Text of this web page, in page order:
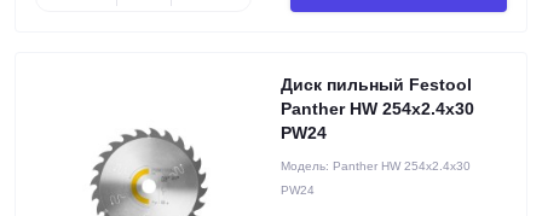
Диск пильный Festool
Panther HW 254x2.4x30
PW24
Модель: Panther HW 254x2.4x30
PW24